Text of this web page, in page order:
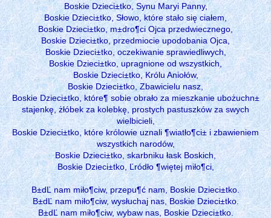
Boskie Dzieci±tko, Synu Maryi Panny,
Boskie Dzieci±tko, Słowo, które stało się ciałem,
Boskie Dzieci±tko, m±dro¶ci Ojca przedwiecznego,
Boskie Dzieci±tko, przedmiocie upodobania Ojca,
Boskie Dzieci±tko, oczekiwanie sprawiedliwych,
Boskie Dzieci±tko, upragnione od wszystkich,
Boskie Dzieci±tko, Królu Aniołów,
Boskie Dzieci±tko, Zbawicielu nasz,
Boskie Dzieci±tko, które¶ sobie obrało za mieszkanie ubożuchn±
stajenkę, żłóbek za kolebkę, prostych pastuszków za swych
wielbicieli,
Boskie Dzieci±tko, które królowie uznali ¶wiatło¶ci± i zbawieniem
wszystkich narodów,
Boskie Dzieci±tko, skarbniku łask Boskich,
Boskie Dzieci±tko, Ľródło ¶więtej miło¶ci,
B±dĽ nam miło¶ciw, przepu¶ć nam, Boskie Dzieci±tko.
B±dĽ nam miło¶ciw, wysłuchaj nas, Boskie Dzieci±tko.
B±dĽ nam miło¶ciw, wybaw nas, Boskie Dzieci±tko.